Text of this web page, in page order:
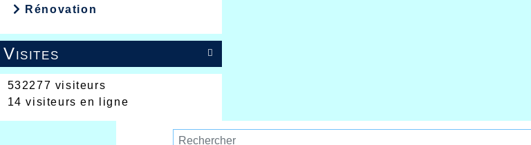
Rénovation

Visites
532277 visiteurs
14 visiteurs en ligne